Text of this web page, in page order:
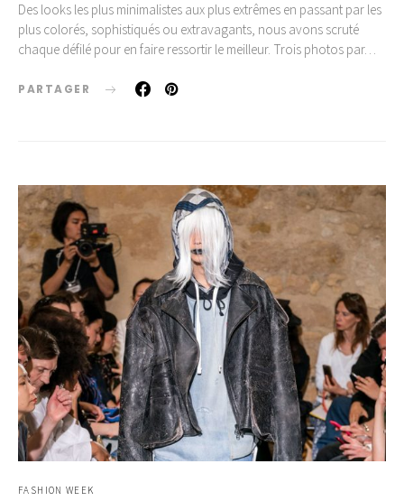
Des looks les plus minimalistes aux plus extrêmes en passant par les
plus colorés, sophistiqués ou extravagants, nous avons scruté
chaque défilé pour en faire ressortir le meilleur. Trois photos par…
PARTAGER
FASHION WEEK